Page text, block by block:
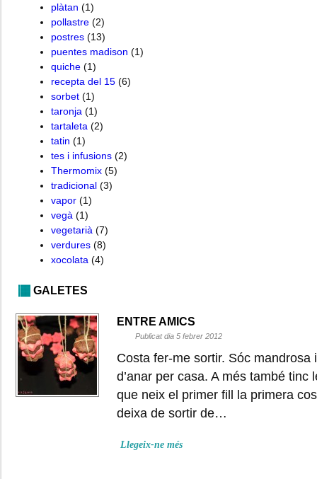
plàtan (1)
pollastre (2)
postres (13)
puentes madison (1)
quiche (1)
recepta del 15 (6)
sorbet (1)
taronja (1)
tartaleta (2)
tatin (1)
tes i infusions (2)
Thermomix (5)
tradicional (3)
vapor (1)
vegà (1)
vegetarià (7)
verdures (8)
xocolata (4)
GALETES
ENTRE AMICS
Publicat dia 5 febrer 2012
Costa fer-me sortir. Sóc
d’anar per casa. A més també tinc
que neix el primer fill la primera
deixa de sortir de…
Llegeix-ne més